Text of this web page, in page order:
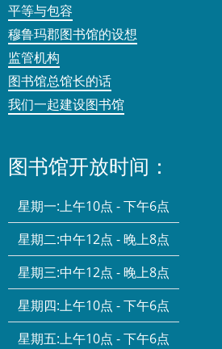
平等与包容
穆鲁玛郡图书馆的设想
监管机构
图书馆总馆长的话
我们一起建设图书馆
图书馆开放时间：
星期一:上午10点 - 下午6点
星期二:中午12点 - 晚上8点
星期三:中午12点 - 晚上8点
星期四:上午10点 - 下午6点
星期五:上午10点 - 下午6点